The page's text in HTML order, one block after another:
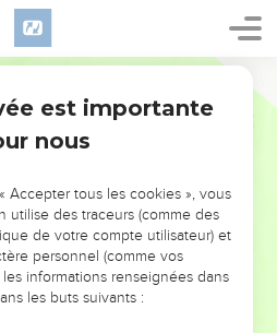
L’ÉVÉNEMENT
!
VOUS ÉVITER LES
?
est importante
nous
Accepter tous les cookies », vous
utilise des traceurs (comme des
de votre compte utilisateur) et
personnel (comme vos
informations renseignées dans
les buts suivants :